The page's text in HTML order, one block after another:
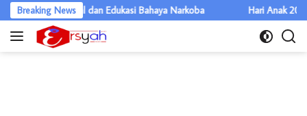
Langsung
ke
Breaking News
Sosial dan Edukasi Bahaya Narkoba Hari Anak 2026 di Sumut,